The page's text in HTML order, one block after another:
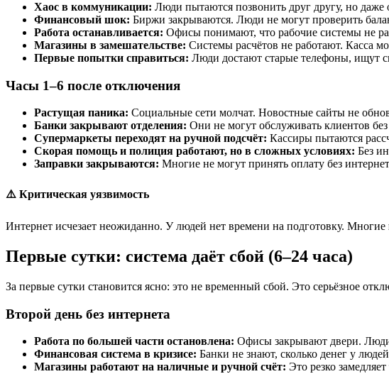
Хаос в коммуникации: Люди пытаются позвонить друг другу, но
Финансовый шок: Биржи закрываются. Люди не могут проверить
Работа останавливается: Офисы понимают, что рабочие системы не
Магазины в замешательстве: Системы расчётов не работают. Касса
Первые попытки справиться: Люди достают старые телефоны, ищут
Часы 1–6 после отключения
Растущая паника: Социальные сети молчат. Новостные сайты не
Банки закрывают отделения: Они не могут обслуживать клиентов
Супермаркеты переходят на ручной подсчёт: Кассиры пытаются
Скорая помощь и полиция работают, но в сложных условиях: Без
Заправки закрываются: Многие не могут принять оплату без
⚠️ Критическая уязвимость
Интернет исчезает неожиданно. У людей нет времени на подготовку.
Первые сутки: система даёт сбой (6–24 часа)
За первые сутки становится ясно: это не временный сбой. Это серьёзное
Второй день без интернета
Работа по большей части остановлена: Офисы закрывают двери. Люди
Финансовая система в кризисе: Банки не знают, сколько денег у
Магазины работают на наличные и ручной счёт: Это резко